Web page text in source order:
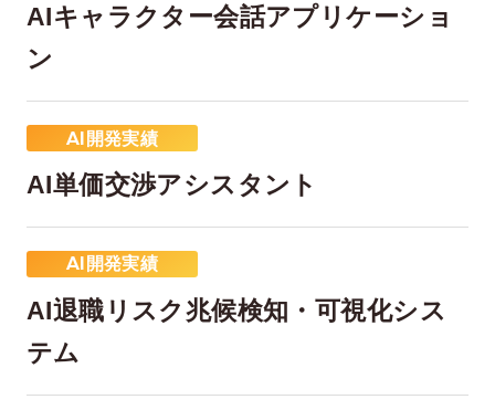
在宅率
66 %
社員数
1,290
AIキャラクター会話アプリケーショ
ン
AI開発実績
AI単価交渉アシスタント
AI開発実績
AI退職リスク兆候検知・可視化シス
テム